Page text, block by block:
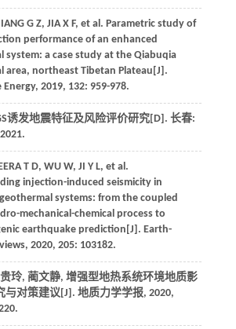
G Z, JIA X F, et al. Parametric study of
performance of an enhanced
system: a case study at the Qiabuqia
area, northeast Tibetan Plateau[J].
Energy, 2019, 132: 959-978.
诱发地震特征及风险评价研究[D]. 长春:
2021.
T D, WU W, JI Y L, et al.
injection-induced seismicity in
systems: from the coupled
mechanical-chemical process to
earthquake prediction[J]. Earth-
, 2020, 205: 103182.
玲, 蔺文静, 增强型地热系统环境地质影
与对策建议[J]. 地质力学学报, 2020,